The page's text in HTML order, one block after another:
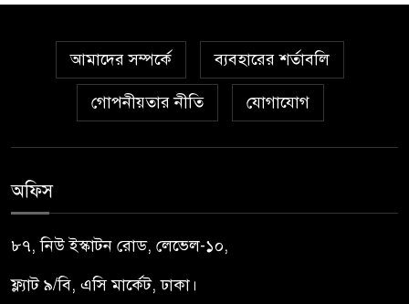
আমাদের সম্পর্কে ব্যবহারের শর্তাবলি
গোপনীয়তার নীতি যোগাযোগ
অফিস
৮৭, নিউ ইস্কাটন রোড, লেভেল-১০,
ফ্ল্যাট ৯/বি, এসি মার্কেট, ঢাকা।